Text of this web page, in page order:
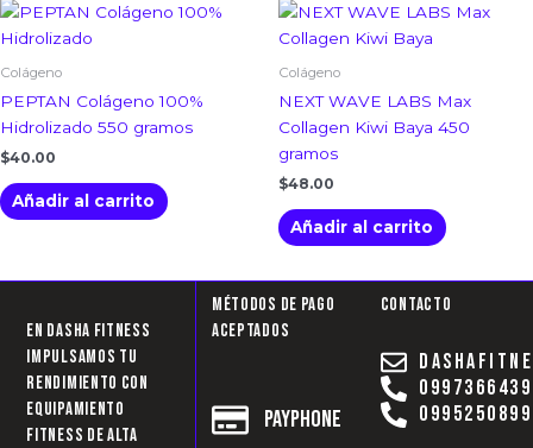
Colágeno
PEPTAN Colágeno 100%
Hidrolizado 550 gramos
$40.00
Añadir al carrito
Colágeno
NEXT WAVE LABS Max
Collagen Kiwi Baya 450
gramos
$48.00
Añadir al carrito
En Dasha Fitness
impulsamos tu
rendimiento con
equipamiento
fitness de alta
Métodos de pago
aceptados
Payphone
Contacto
0997366439
0995250899